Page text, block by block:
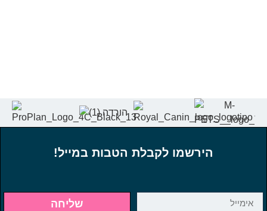
הירשמו לקבלת הטבות במייל!
שליחה